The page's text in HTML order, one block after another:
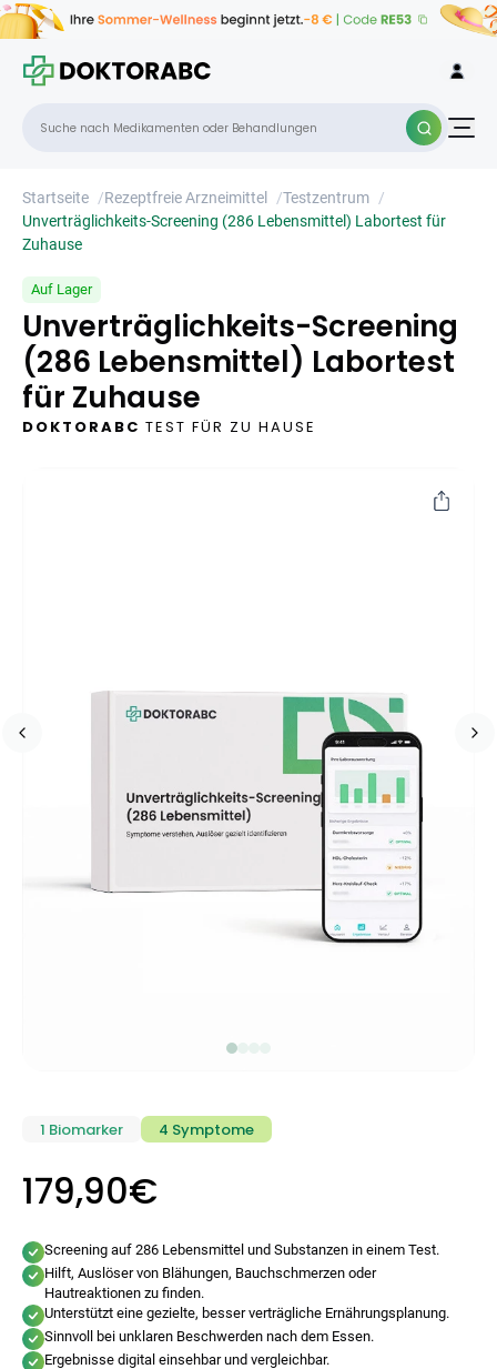
Startseite /Rezeptfreie Arzneimittel /Testzentrum /
Unverträglichkeits-Screening (286 Lebensmittel) Labortest für
Zuhause
Auf Lager
Unverträglichkeits-Screening
(286 Lebensmittel) Labortest
für Zuhause
DOKTORABC TEST FÜR ZU HAUSE
1 Biomarker 4 Symptome
179,90€
Screening auf 286 Lebensmittel und Substanzen in einem Test.
Hilft, Auslöser von Blähungen, Bauchschmerzen oder
Hautreaktionen zu finden.
Unterstützt eine gezielte, besser verträgliche Ernährungsplanung.
Sinnvoll bei unklaren Beschwerden nach dem Essen.
Ergebnisse digital einsehbar und vergleichbar.
Lebensmittel) Labortest für Zuhause
×